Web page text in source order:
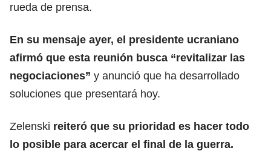
rueda de prensa.
En su mensaje ayer, el presidente ucraniano
afirmó que esta reunión busca “revitalizar las
negociaciones” y anunció que ha desarrollado
soluciones que presentará hoy.
Zelenski reiteró que su prioridad es hacer todo
lo posible para acercar el final de la guerra.